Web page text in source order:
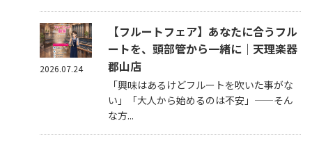
【フルートフェア】あなたに合うフル
ートを、頭部管から一緒に｜天理楽器
郡山店
「興味はあるけどフルートを吹いた事がな
い」「大人から始めるのは不安」——そん
な方...
2026.07.24